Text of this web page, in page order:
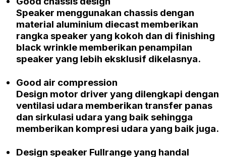
Speaker menggunakan chassis dengan
material aluminium diecast memberikan
rangka speaker yang kokoh dan di finishing
black wrinkle memberikan penampilan
speaker yang lebih eksklusif dikelasnya.
Good air compression
Design motor driver yang dilengkapi dengan
ventilasi udara memberikan transfer panas
dan sirkulasi udara yang baik sehingga
memberikan kompresi udara yang baik juga.
Design speaker Fullrangeyang handal